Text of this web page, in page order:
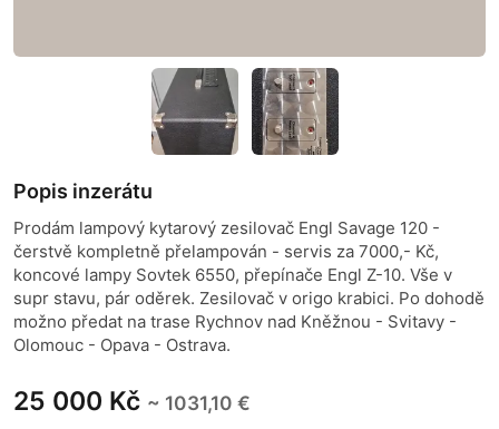
25 000 Kč ~ 1031,10 €
Popis inzerátu
Prodám lampový kytarový zesilovač Engl Savage 120 -
čerstvě kompletně přelampován - servis za 7000,- Kč,
koncové lampy Sovtek 6550, přepínače Engl Z-10. Vše v
supr stavu, pár oděrek. Zesilovač v origo krabici. Po dohodě
možno předat na trase Rychnov nad Kněžnou - Svitavy -
Olomouc - Opava - Ostrava.